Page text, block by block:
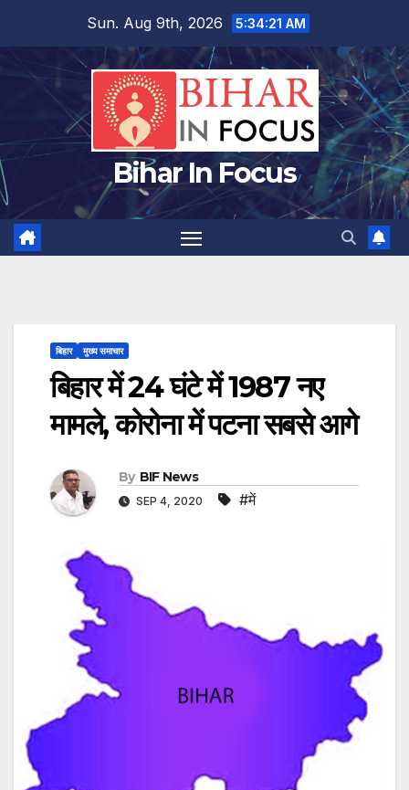
content
Sun. Aug 9th, 2026 5:34:21 AM
Bihar In Focus
बिहार मुख्य समाचार
बिहार में 24 घंटे में 1987 नए
मामले, कोरोना में पटना सबसे आगे
By BIF News
SEP 4, 2020 #में